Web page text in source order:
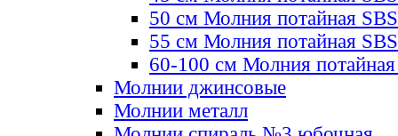
50 см Молния потайная SBS
55 см Молния потайная SBS
60-100 см Молния
Молнии джинсовые
Молнии металл